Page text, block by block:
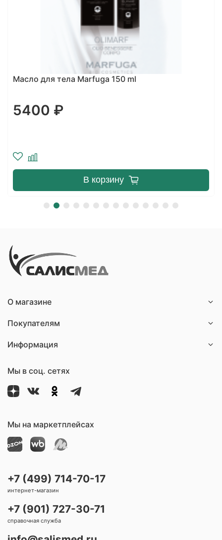
Масло для тела Marfuga 150 ml
5400 ₽
В корзину
О магазине
Покупателям
Информация
Мы в соц. сетях
Мы на маркетплейсах
+7 (499) 714-70-17
интернет-магазин
+7 (901) 727-30-71
справочная служба